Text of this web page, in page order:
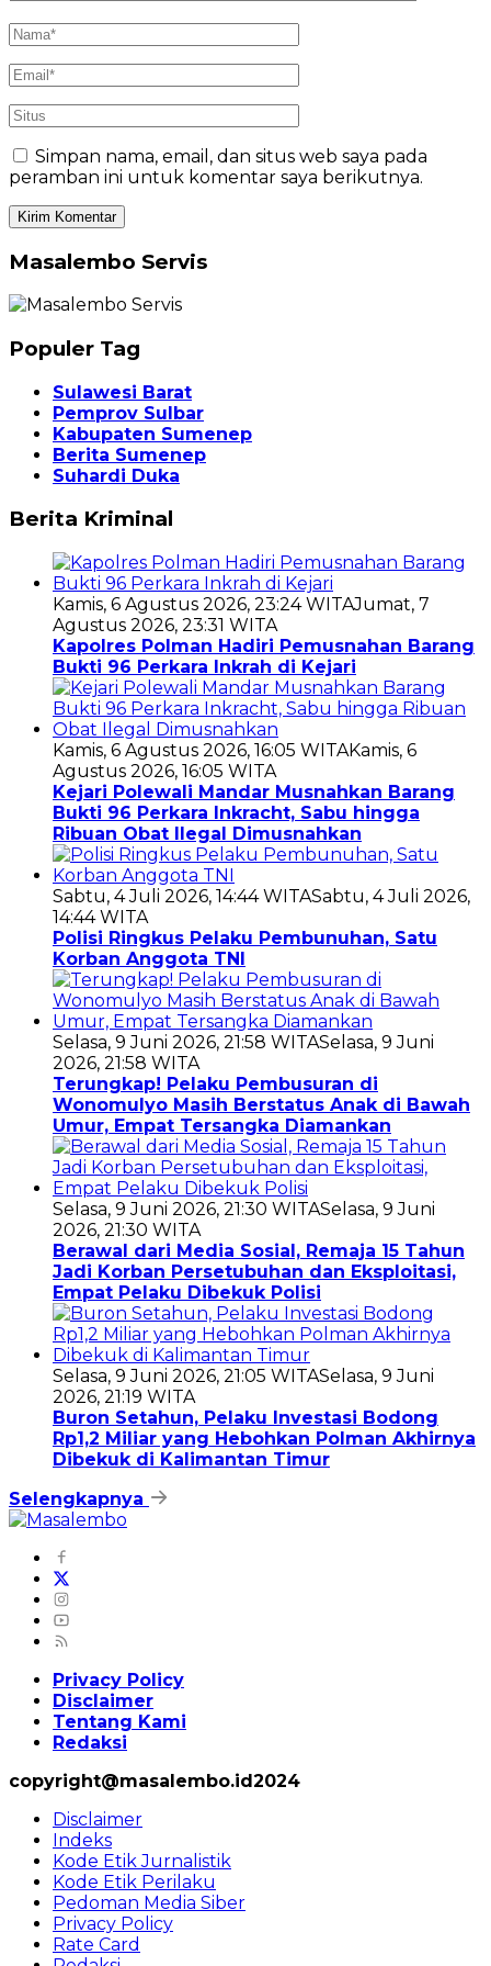
Simpan nama, email, dan situs web saya pada
peramban ini untuk komentar saya berikutnya.
Masalembo Servis
Populer Tag
Sulawesi Barat
Pemprov Sulbar
Kabupaten Sumenep
Berita Sumenep
Suhardi Duka
Berita Kriminal
Kamis, 6 Agustus 2026, 23:24 WITAJumat, 7
Agustus 2026, 23:31 WITA
Kapolres Polman Hadiri Pemusnahan Barang
Bukti 96 Perkara Inkrah di Kejari
Kamis, 6 Agustus 2026, 16:05 WITAKamis, 6
Agustus 2026, 16:05 WITA
Kejari Polewali Mandar Musnahkan Barang
Bukti 96 Perkara Inkracht, Sabu hingga
Ribuan Obat Ilegal Dimusnahkan
Sabtu, 4 Juli 2026, 14:44 WITASabtu, 4 Juli 2026,
14:44 WITA
Polisi Ringkus Pelaku Pembunuhan, Satu
Korban Anggota TNI
Selasa, 9 Juni 2026, 21:58 WITASelasa, 9 Juni
2026, 21:58 WITA
Terungkap! Pelaku Pembusuran di
Wonomulyo Masih Berstatus Anak di Bawah
Umur, Empat Tersangka Diamankan
Selasa, 9 Juni 2026, 21:30 WITASelasa, 9 Juni
2026, 21:30 WITA
Berawal dari Media Sosial, Remaja 15 Tahun
Jadi Korban Persetubuhan dan Eksploitasi,
Empat Pelaku Dibekuk Polisi
Selasa, 9 Juni 2026, 21:05 WITASelasa, 9 Juni
2026, 21:19 WITA
Buron Setahun, Pelaku Investasi Bodong
Rp1,2 Miliar yang Hebohkan Polman Akhirnya
Dibekuk di Kalimantan Timur
Selengkapnya
Privacy Policy
Disclaimer
Tentang Kami
Redaksi
copyright@masalembo.id2024
Disclaimer
Indeks
Kode Etik Jurnalistik
Kode Etik Perilaku
Pedoman Media Siber
Privacy Policy
Rate Card